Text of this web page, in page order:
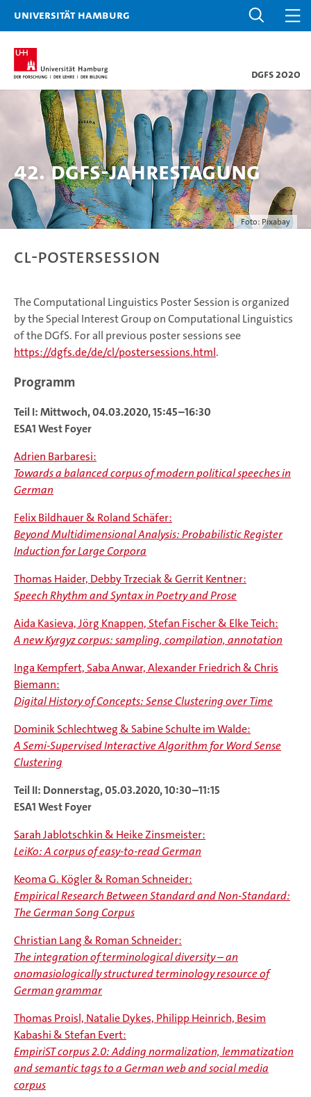
Universität Hamburg
DGfS 2020
Foto: Pixabay
42. DGfS-Jahrestagung
CL-Postersession
The Computational Linguistics Poster Session is organized
by the Special Interest Group on Computational Linguistics
of the DGfS. For all previous poster sessions see
https://dgfs.de/de/cl/postersessions.html.
Programm
Teil I: Mittwoch, 04.03.2020, 15:45–16:30
ESA1 West Foyer
Adrien Barbaresi:
Towards a balanced corpus of modern political speeches in
German
Felix Bildhauer & Roland Schäfer:
Beyond Multidimensional Analysis: Probabilistic Register
Induction for Large Corpora
Thomas Haider, Debby Trzeciak & Gerrit Kentner:
Speech Rhythm and Syntax in Poetry and Prose
Aida Kasieva, Jörg Knappen, Stefan Fischer & Elke Teich:
A new Kyrgyz corpus: sampling, compilation, annotation
Inga Kempfert, Saba Anwar, Alexander Friedrich & Chris
Biemann:
Digital History of Concepts: Sense Clustering over Time
Dominik Schlechtweg & Sabine Schulte im Walde:
A Semi-Supervised Interactive Algorithm for Word Sense
Clustering
Teil II: Donnerstag, 05.03.2020, 10:30–11:15
ESA1 West Foyer
Sarah Jablotschkin & Heike Zinsmeister:
LeiKo: A corpus of easy-to-read German
Keoma G. Kögler & Roman Schneider:
Empirical Research Between Standard and Non-Standard:
The German Song Corpus
Christian Lang & Roman Schneider:
The integrationof terminological diversity – an
onomasiologically structured terminology resource of
German grammar
Thomas Proisl, Natalie Dykes, Philipp Heinrich, Besim
Kabashi & Stefan Evert:
EmpiriST corpus 2.0: Adding normalization, lemmatization
and semantic tags to a German web and social media
corpus